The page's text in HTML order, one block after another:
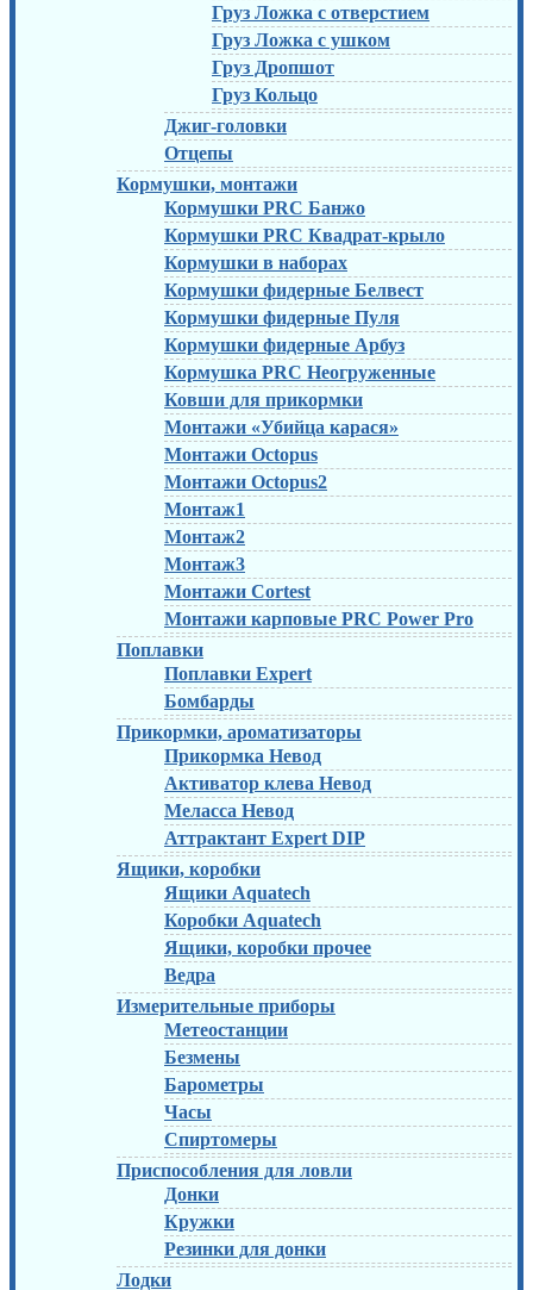
Груз Ложка с отверстием
Груз Ложка с ушком
Груз Дропшот
Груз Кольцо
Джиг-головки
Отцепы
Кормушки, монтажи
Кормушки PRC Банжо
Кормушки PRC Квадрат-крыло
Кормушки в наборах
Кормушки фидерные Белвест
Кормушки фидерные Пуля
Кормушки фидерные Арбуз
Кормушка PRC Неогруженные
Ковши для прикормки
Монтажи «Убийца карася»
Монтажи Octopus
Монтажи Octopus2
Монтаж1
Монтаж2
Монтаж3
Монтажи Cortest
Монтажи карповые PRC Power Pro
Поплавки
Поплавки Expert
Бомбарды
Прикормки, ароматизаторы
Прикормка Невод
Активатор клева Невод
Меласса Невод
Аттрактант Expert DIP
Ящики, коробки
Ящики Aquatech
Коробки Aquatech
Ящики, коробки прочее
Ведра
Измерительные приборы
Метеостанции
Безмены
Барометры
Часы
Спиртомеры
Приспособления для ловли
Донки
Кружки
Резинки для донки
Лодки